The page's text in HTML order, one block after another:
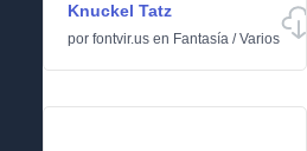
Knuckel Tatz
por fontvir.us en Fantasía /Varios